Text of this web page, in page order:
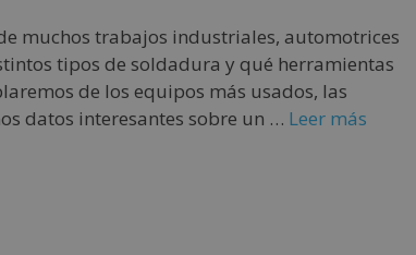
muchos trabajos industriales, automotrices
tipos de soldadura y qué herramientas
de los equipos más usados, las
datos interesantes sobre un … Leer más